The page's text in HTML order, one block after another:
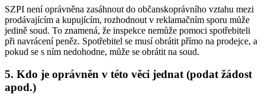
SZPI není oprávněna zasáhnout do občanskoprávního vztahu mezi
prodávajícím a kupujícím, rozhodnout v reklamačním sporu může
jedině soud. To znamená, že inspekce nemůže pomoci spotřebiteli
při navrácení peněz. Spotřebitel se musí obrátit přímo na prodejce, a
pokud se s ním nedohodne, může se obrátit na soud.
5. Kdo je oprávněn v této věci jednat (podat žádost
apod.)